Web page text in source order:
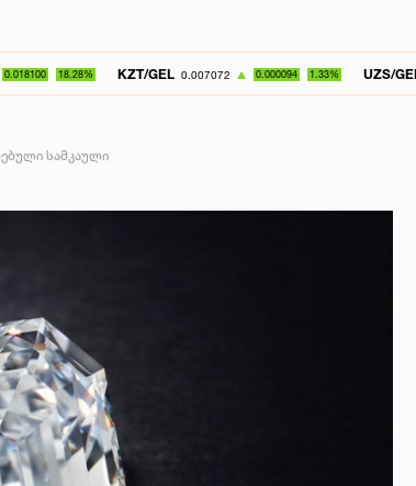
KZT/GEL 0.007072 0.000094 1.33% UZS/GEL 0.000320
სამკაული